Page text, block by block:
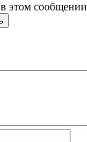
этом сообщении